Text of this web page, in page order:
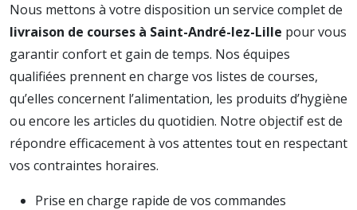
Nous mettons à votre disposition un service complet de
livraison de courses à Saint-André-lez-Lille pour vous
garantir confort et gain de temps. Nos équipes
qualifiées prennent en charge vos listes de courses,
qu’elles concernent l’alimentation, les produits d’hygiène
ou encore les articles du quotidien. Notre objectif est de
répondre efficacement à vos attentes tout en respectant
vos contraintes horaires.
Prise en charge rapide de vos commandes